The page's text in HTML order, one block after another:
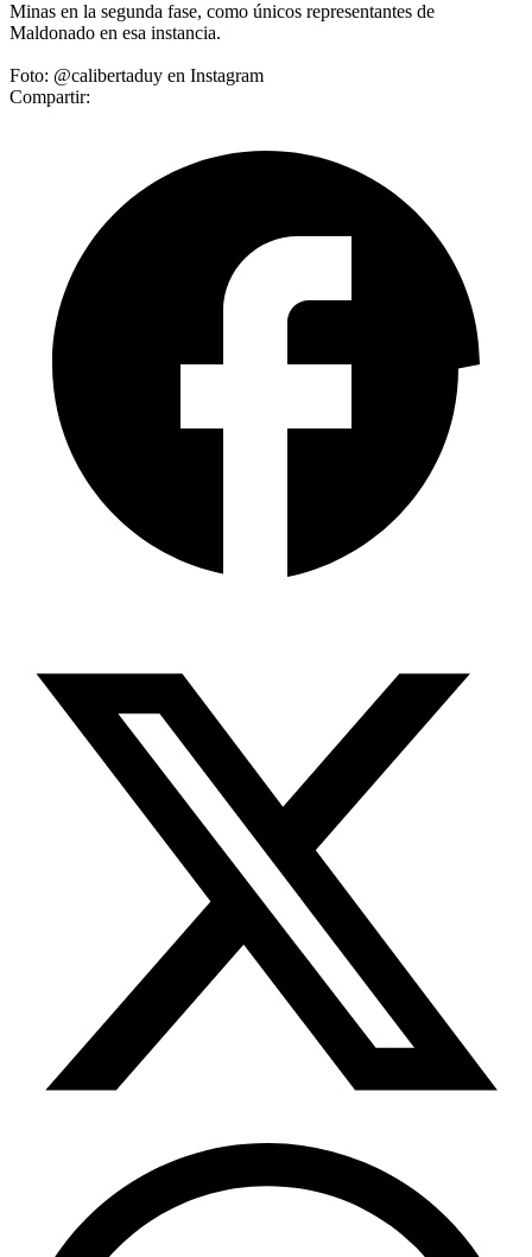
Minas en la segunda fase, como únicos representantes de
Maldonado en esa instancia.
Foto: @calibertaduy en Instagram
Compartir: